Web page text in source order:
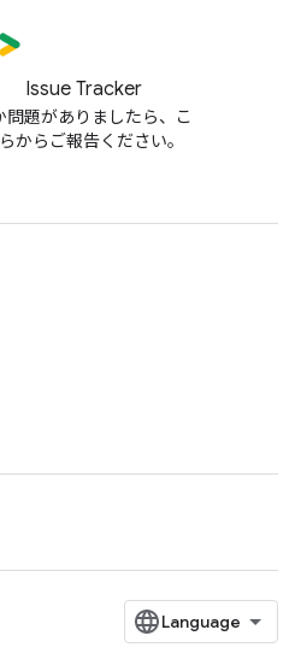
Issue Tracker
問題がありましたら、こ
からご報告ください。